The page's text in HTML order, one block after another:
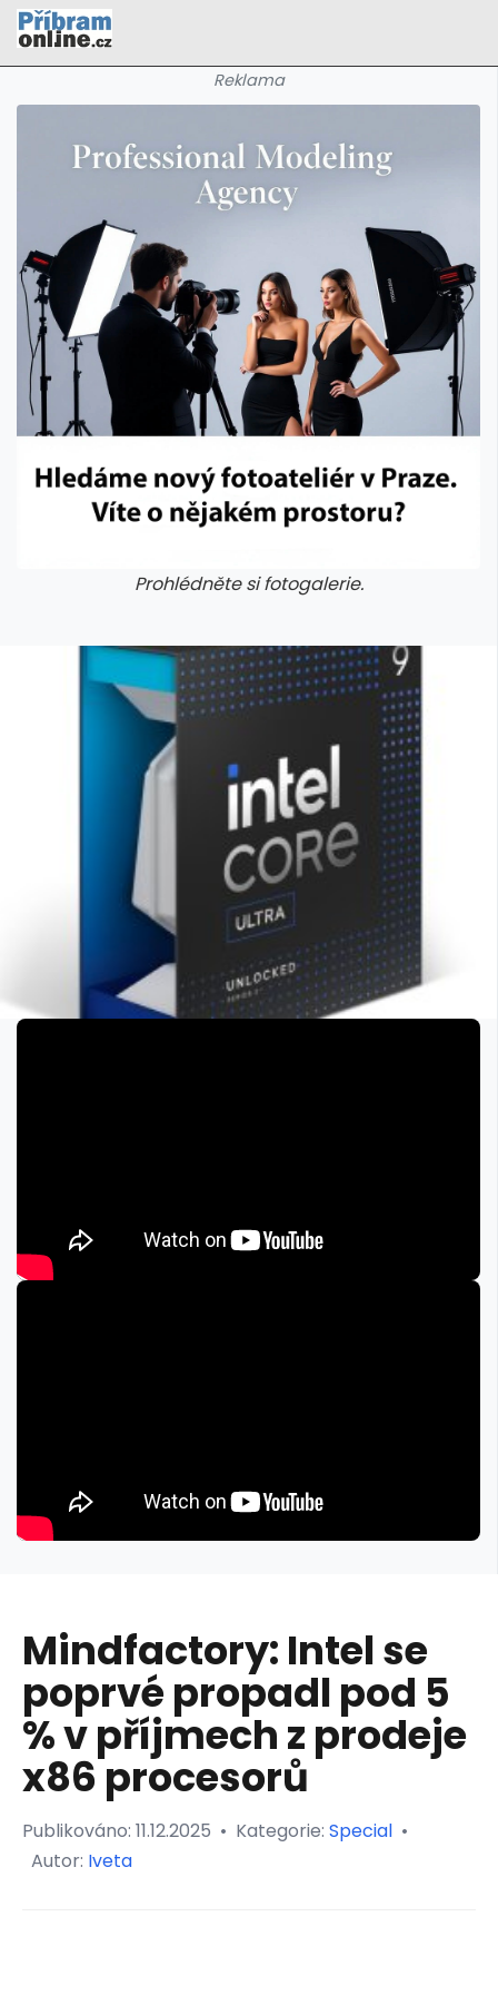
Reklama
Prohlédněte si fotogalerie.
Mindfactory: Intel se
poprvé propadl pod 5
% v příjmech z prodeje
x86 procesorů
Publikováno: 11.12.2025 • Kategorie: Special •
Autor: Iveta